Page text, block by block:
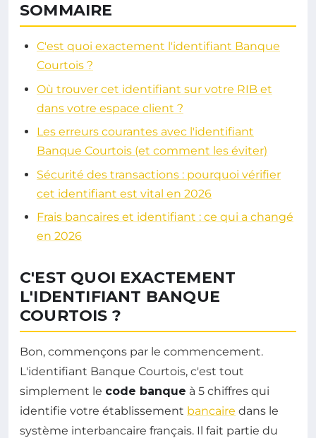
SOMMAIRE
C'est quoi exactement l'identifiant Banque
Courtois ?
Où trouver cet identifiant sur votre RIB et
dans votre espace client ?
Les erreurs courantes avec l'identifiant
Banque Courtois (et comment les éviter)
Sécurité des transactions : pourquoi vérifier
cet identifiant est vital en 2026
Frais bancaires et identifiant : ce qui a changé
en 2026
C'EST QUOI EXACTEMENT
L'IDENTIFIANT BANQUE
COURTOIS ?
Bon, commençons par le commencement.
L'identifiant Banque Courtois, c'est tout
simplement le code banque à 5 chiffres qui
identifie votre établissement bancaire dans le
système interbancaire français. Il fait partie du